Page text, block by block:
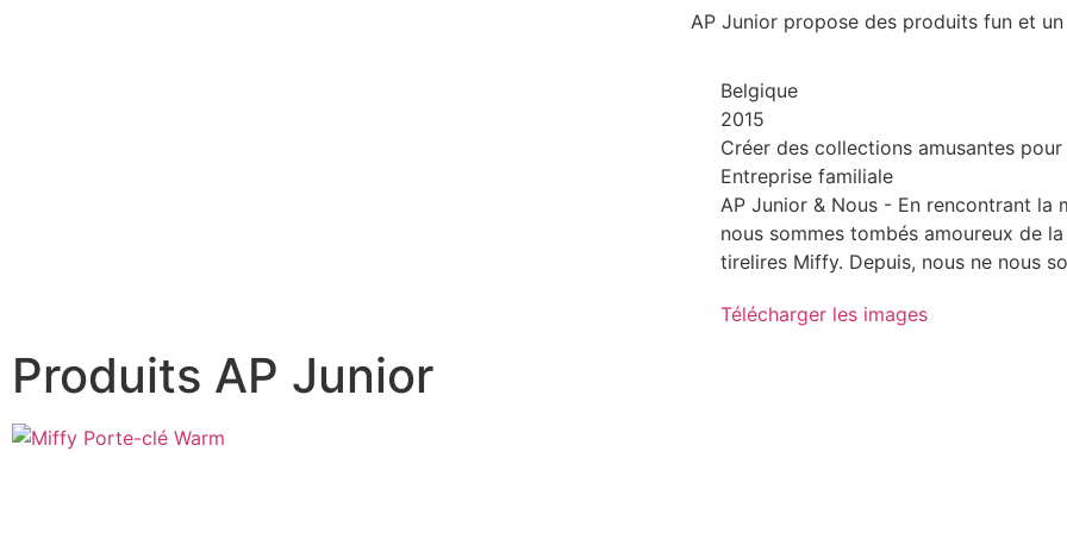
AP Junior propose des produits fun et
Belgique
2015
Créer des collections amusantes
Entreprise familiale
AP Junior & Nous - En rencontrant la
nous sommes tombés amoureux de
tirelires Miffy. Depuis, nous ne nous
Télécharger les images
Produits AP Junior